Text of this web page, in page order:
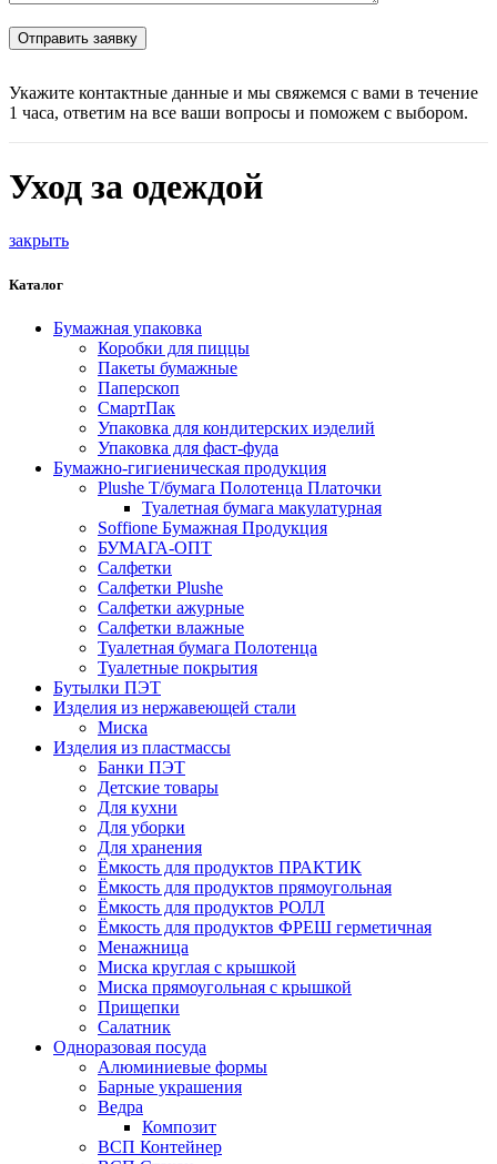
Укажите контактные данные и мы свяжемся с вами в течение
1 часа, ответим на все ваши вопросы и поможем с выбором.
Уход за одеждой
закрыть
Каталог
Бумажная упаковка
Коробки для пиццы
Пакеты бумажные
Паперскоп
СмартПак
Упаковка для кондитерских иэделий
Упаковка для фаст-фуда
Бумажно-гигиеническая продукция
Plushe Т/бумага Полотенца Платочки
Туалетная бумага макулатурная
Soffione Бумажная Продукция
БУМАГА-ОПТ
Салфетки
Салфетки Plushe
Салфетки ажурные
Салфетки влажные
Туалетная бумага Полотенца
Туалетные покрытия
Бутылки ПЭТ
Изделия из нержавеющей стали
Миска
Изделия из пластмассы
Банки ПЭТ
Детские товары
Для кухни
Для уборки
Для хранения
Ёмкость для продуктов ПРАКТИК
Ёмкость для продуктов прямоугольная
Ёмкость для продуктов РОЛЛ
Ёмкость для продуктов ФРЕШ герметичная
Менажница
Миска круглая с крышкой
Миска прямоугольная с крышкой
Прищепки
Салатник
Одноразовая посуда
Алюминиевые формы
Барные украшения
Ведра
Композит
ВСП Контейнер